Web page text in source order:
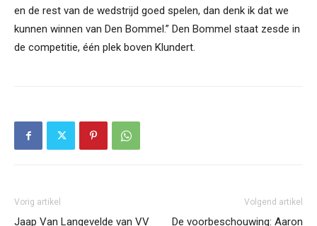
en de rest van de wedstrijd goed spelen, dan denk ik dat we
kunnen winnen van Den Bommel.” Den Bommel staat zesde in
de competitie, één plek boven Klundert.
Vorig artikel
Jaap Van Langevelde van VV
Volgend artikel
De voorbeschouwing: Aaron